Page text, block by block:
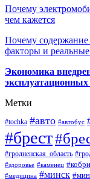
Почему
чем кажется
Почему содержание
факторы и
Экономика
эксплуатационных
Метки
#tochka #авто #автобус
#брест
#гродненская_область
#здоровье #каменец
#медицина #минск